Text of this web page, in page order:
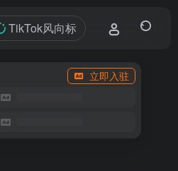
TikTok风向标
立即入驻